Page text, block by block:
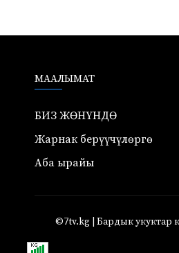
МААЛЫМАТ
БИЗ ЖӨНҮНДӨ
Жарнак берүүчүлөргө
Аба ырайы
©7tv.kg | Бардык укуктар